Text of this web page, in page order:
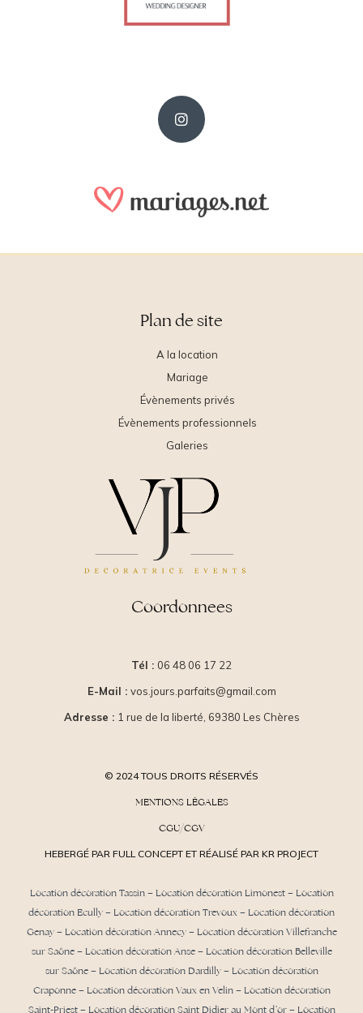
Plan de site
A la location
Mariage
Évènements privés
Évènements professionnels
Galeries
Coordonnees
Tél : 06 48 06 17 22
E-Mail : vos.jours.parfaits@gmail.com
Adresse : 1 rue de la liberté, 69380 Les Chères
© 2024 TOUS DROITS RÉSERVÉS
MENTIONS LÉGALES
CGU/CGV
HEBERGÉ PAR FULL CONCEPT ET RÉALISÉ PAR KR PROJECT
Location décoration Tassin– Location décoration Limonest– Location
décoration Ecully– Location décoration Trevoux– Location décoration
Genay– Location décoration Annecy– Location décoration Villefranche
sur Saône– Location décoration Anse– Location décoration Belleville
sur Saône – Location décoration Dardilly – Location décoration
Craponne– Location décoration Vaux en Velin – Location décoration
Saint-Priest – Location décoration Saint Didier au Mont d’or– Location